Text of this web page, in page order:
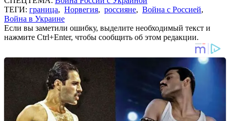
ТЕГИ: граница, Норвегия, россияне, Война с Россией,
Война в Украине
Если вы заметили ошибку, выделите необходимый текст и
нажмите Ctrl+Enter, чтобы сообщить об этом редакции.